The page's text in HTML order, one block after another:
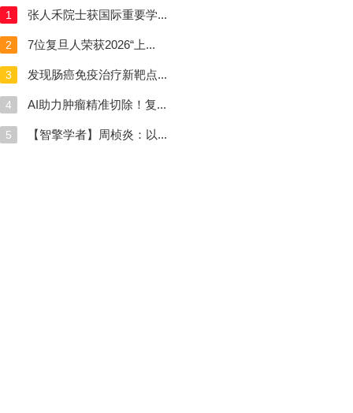
1 张人禾院士获国际重要学...
2 7位复旦人荣获2026“上...
3 发现肠癌免疫治疗新靶点...
4 AI助力肿瘤精准切除！复...
5 【智擎学者】周桢炎：以...